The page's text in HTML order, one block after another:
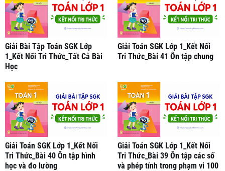
Giải Bài Tập Toán SGK Lớp
1_Kết Nối Tri Thức_Tất Cả Bài
Học
Giải Toán SGK Lớp 1_Kết Nối
Tri Thức_Bài 41 Ôn tập chung
Giải Toán SGK Lớp 1_Kết Nối
Tri Thức_Bài 40 Ôn tập hình
học và đo lường
Giải Toán SGK Lớp 1_Kết Nối
Tri Thức_Bài 39 Ôn tập các số
và phép tính trong phạm vi 100